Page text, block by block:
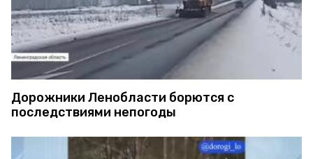
Дорожники Ленобласти борются с
последствиями непогоды